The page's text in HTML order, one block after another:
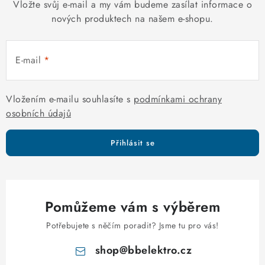
p
i
s
u
n
Vložte svůj e-mail a my vám budeme zasílat informace o
nových produktech na našem e-shopu.
E-mail
Vložením e-mailu souhlasíte s podmínkami ochrany
osobních údajů
Přihlásit se
Pomůžeme vám s výběrem
Potřebujete s něčím poradit? Jsme tu pro vás!
shop@bbelektro.cz